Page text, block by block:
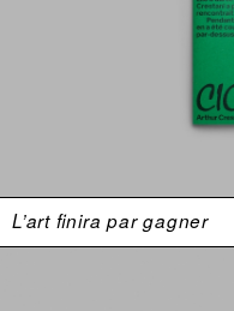
L’art finira par gagner